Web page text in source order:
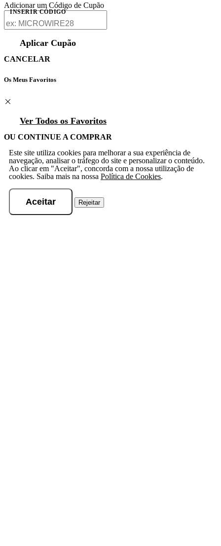
Adicionar um Código de Cupão
INSERIR CÓDIGO
Aplicar Cupão
CANCELAR
Os Meus Favoritos
Ver Todos os Favoritos
OU CONTINUE A COMPRAR
Este site utiliza cookies para melhorar a sua experiência de
navegação, analisar o tráfego do site e personalizar o conteúdo.
Ao clicar em "Aceitar", concorda com a nossa utilização de
cookies. Saiba mais na nossa Política de Cookies.
Aceitar Rejeitar